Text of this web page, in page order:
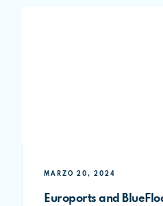
MARZO 20, 2024
Euroports and